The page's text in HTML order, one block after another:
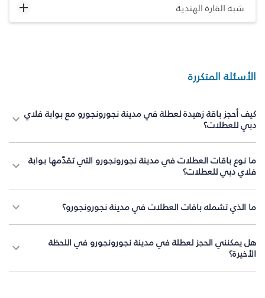
شبه القارة الهندية
الأسئلة المتكررة
كيف أحجز باقة زهيدة لعطلة في مدينة نجورونجورو مع بوابة فلاي
دبي للعطلات؟
ما نوع باقات العطلات في مدينة نجورونجورو التي تقدّمها بوابة
فلاي دبي للعطلات؟
ما الذي تشمله باقات العطلات في مدينة نجورونجورو؟
هل يمكنني الحجز لعطلة في مدينة نجورونجورو في اللحظة
الأخيرة؟